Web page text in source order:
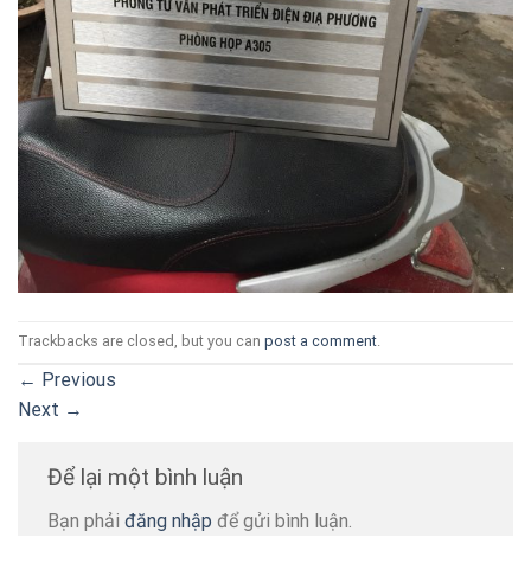
Trackbacks are closed, but you can post a comment
← Previous
Next →
Để lại một bình luận
Bạn phải đăng nhập để gửi bình luận.